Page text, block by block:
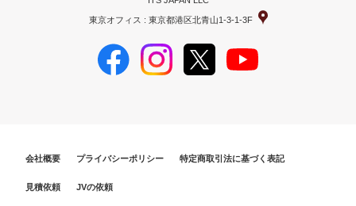
東京オフィス : 東京都港区北青山1-3-1-3F
会社概要 プライバシーポリシー 特定商取引法に基づく表記
見積依頼 JVの依頼